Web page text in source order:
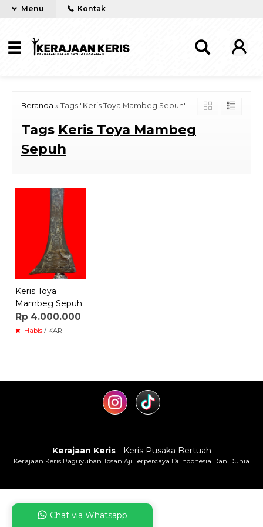
Menu Kontak
Beranda » Tags "Keris Toya Mambeg Sepuh"
Tags Keris Toya Mambeg
Sepuh
Keris Toya
Mambeg Sepuh
Rp 4.000.000
Habis / KAR
Kerajaan Keris- Keris Pusaka Bertuah
Kerajaan Keris Paguyuban Tosan Aji Terpercaya Di Indonesia Dan Dunia
Chat via Whatsapp